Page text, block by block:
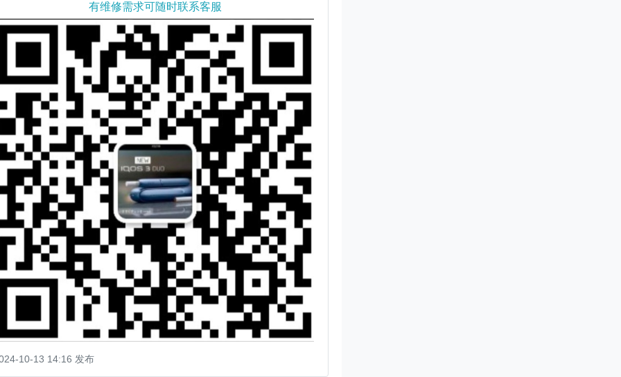
有维修需求可随时联系客服
10-13 14:16 发布